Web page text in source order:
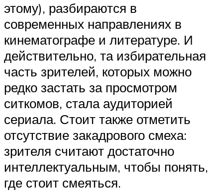
этому), разбираются в
современных направлениях в
кинематографе и литературе. И
действительно, та избирательная
часть зрителей, которых можно
редко застать за просмотром
ситкомов, стала аудиторией
сериала. Стоит также отметить
отсутствие закадрового смеха:
зрителя считают достаточно
интеллектуальным, чтобы понять,
где стоит смеяться.